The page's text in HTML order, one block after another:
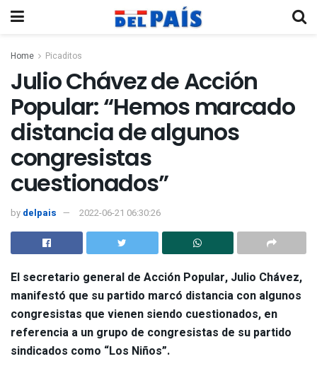
Home Picaditos
Julio Chávez de Acción
Popular: “Hemos marcado
distancia de algunos
congresistas
cuestionados”
by delpais 2022-06-21 06:30:26
El secretario general de Acción Popular, Julio Chávez,
manifestó que su partido marcó distancia con algunos
congresistas que vienen siendo cuestionados, en
referencia a un grupo de congresistas de su partido
sindicados como “Los Niños”.